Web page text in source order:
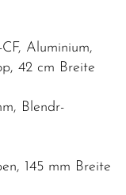
Aluminium,
42 cm Breite
Blendr-
145 mm Breite